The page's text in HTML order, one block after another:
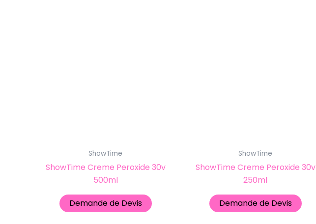
ShowTime
ShowTime Creme Peroxide 30v
500ml
Demande de Devis
ShowTime
ShowTime Creme Peroxide 30v
250ml
Demande de Devis